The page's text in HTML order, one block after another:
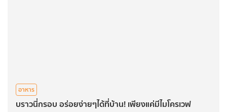
อาหาร
บราวนี่กรอบ อร่อยง่ายๆได้ที่บ้าน! เพียงแค่มีไมโครเวฟ